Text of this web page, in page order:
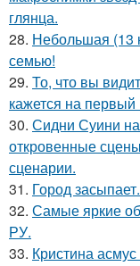
глянца.
28. Небольшая (13
семью!
29. То, что вы
кажется на первый
30. Сидни Суини
откровенные
сценарии.
31. Город
32. Самые яркие
РУ.
33. Кристина